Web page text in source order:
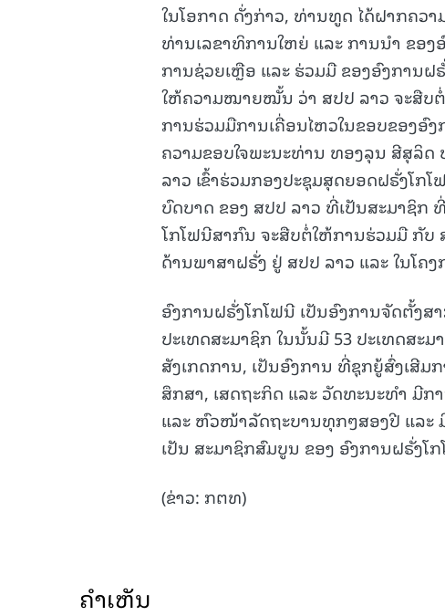
ໃນໂອກາດ ດັ່ງກ່າວ, ທ່ານທູດ ໄດ້ຝາກຄວ
ທ່ານເລຂາທິການໃຫຍ່ ແລະ ການນຳ ຂອງ
ການຊ່ວຍເຫຼືອ ແລະ ຮ່ວມມື ຂອງອົງການ
ໃຫ້ຄວາມໝາຍໝັ້ນ ວ່າ ສປປ ລາວ ຈະສື
ການຮ່ວມມືການເຄື່ອນໄຫວໃນຂອບຂອງອົ
ຄວາມຂອບໃຈພະນະທ່ານ ທອງລຸນ ສີສຸລິ
ລາວ ເຂົ້າຮ່ວມກອງປະຊຸມສຸດຍອດຝຣັ່ງໂກ
ບົດບາດ ຂອງ ສປປ ລາວ ທີ່ເປັນສະມາຊິ
ໂກໂຟນີສາກົນ ຈະສືບຕໍ່ໃຫ້ການຮ່ວມມື ກັບ
ດ້ານພາສາຝຣັ່ງ ຢູ່ ສປປ ລາວ ແລະ ໃນໂຄ
ອົງການຝຣັ່ງໂກໂຟນີ ເປັນອົງການຈັດຕັ້ງ
ປະເທດສະມາຊິກ ໃນນັ້ນມີ 53 ປະເທດສະ
ສັງເກດການ, ເປັນອົງການ ທີ່ຊຸກຍູ້ສົ່ງເສີມ
ສຶກສາ, ເສດຖະກິດ ແລະ ວັດທະນະທຳ ມີ
ແລະ ຫົວໜ້າລັດຖະບານທຸກໆສອງປີ ແລະ
ເປັນ ສະມາຊິກສົມບູນ ຂອງ ອົງການຝຣັ່ງໂ
(ຂ່າວ: ກຕທ)
ຄໍາເຫັນ